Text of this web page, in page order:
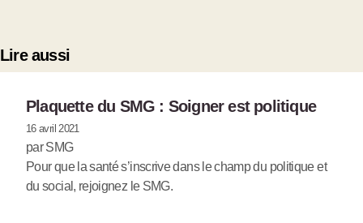
Lire aussi
Plaquette du SMG : Soigner est politique
16 avril 2021
par SMG
Pour que la santé s’inscrive dans le champ du politique et
du social, rejoignez le SMG.